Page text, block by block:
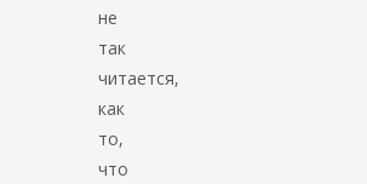
не
так
читается,
как
то,
что